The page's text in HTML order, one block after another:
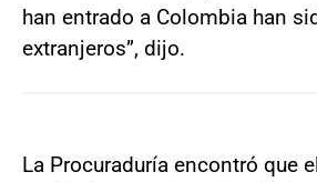
han entrado a Colombia han
extranjeros”, dijo.
La Procuraduría encontró que